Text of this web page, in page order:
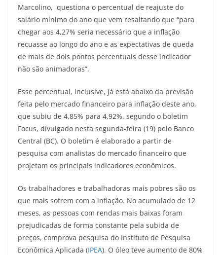
Marcolino, questiona o percentual de reajuste do
salário mínimo do ano que vem resaltando que “para
chegar aos 4,27% seria necessário que a inflação
recuasse ao longo do ano e as expectativas de queda
de mais de dois pontos percentuais desse indicador
não são animadoras”.
Esse percentual, inclusive, já está abaixo da previsão
feita pelo mercado financeiro para inflação deste ano,
que subiu de 4,85% para 4,92%, segundo o boletim
Focus, divulgado nesta segunda-feira (19) pelo Banco
Central (BC). O boletim é elaborado a partir de
pesquisa com analistas do mercado financeiro que
projetam os principais indicadores econômicos.
Os trabalhadores e trabalhadoras mais pobres são os
que mais sofrem com a inflação. No acumulado de 12
meses, as pessoas com rendas mais baixas foram
prejudicadas de forma constante pela subida de
preços, comprova pesquisa do Instituto de Pesquisa
Econômica Aplicada (IPEA). O óleo teve aumento de 80%